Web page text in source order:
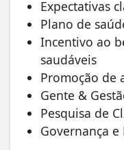
Expectativas
Plano de
Incentivo ao
saudáveis
Promoção de
Gente &
Pesquisa de
Governança